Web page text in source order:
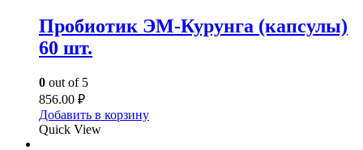
Пробиотик ЭМ-Курунга (капсулы)
60 шт.
0 out of 5
856.00 ₽
Добавить в корзину
Quick View